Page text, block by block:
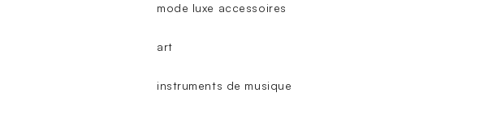
mode luxe accessoires
art
instruments de musique